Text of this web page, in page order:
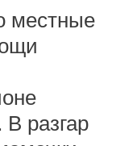
местные
разгар